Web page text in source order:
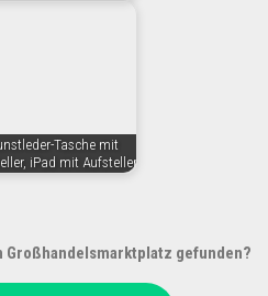
Tasche mit
iPad mit Aufsteller
gefunden?